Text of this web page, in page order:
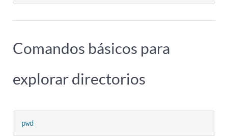
Comandos básicos para
explorar directorios
pwd